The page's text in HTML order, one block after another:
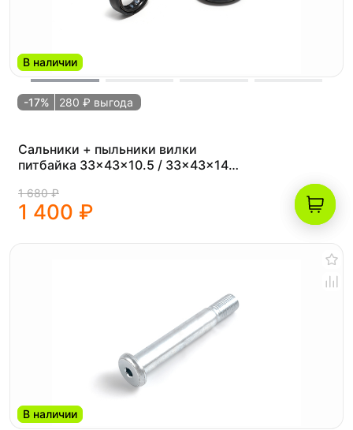
В наличии
-17% 280 ₽ выгода
Сальники + пыльники вилки
питбайка 33x43x10.5 / 33x43x14
1 680 ₽
1 400 ₽
В наличии